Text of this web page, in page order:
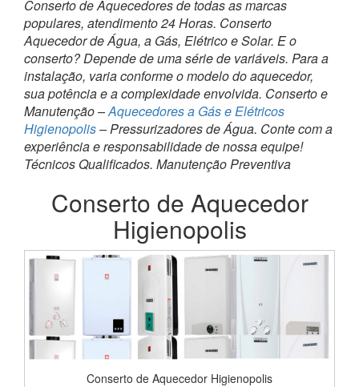
Conserto de Aquecedores de todas as marcas
populares, atendimento 24 Horas. Conserto
Aquecedor de Água, a Gás, Elétrico e Solar. E o
conserto? Depende de uma série de variáveis. Para a
instalação, varia conforme o modelo do aquecedor,
sua potência e a complexidade envolvida. Conserto e
Manutenção –Aquecedores a Gás e Elétricos
Higienopolis– Pressurizadores de Água. Conte com a
experiência e responsabilidade de nossa equipe!
Técnicos Qualificados. Manutenção Preventiva
Conserto de Aquecedor
Higienopolis
Conserto de Aquecedor Higienopolis